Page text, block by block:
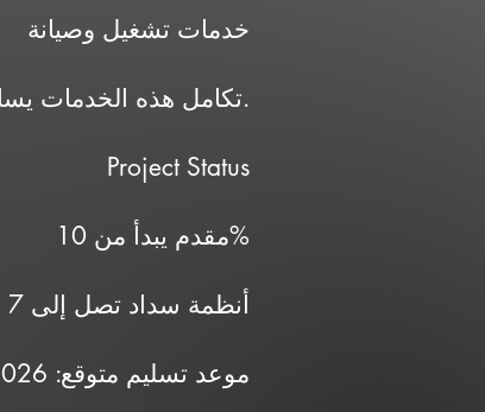
خدمات تشغيل وصيانة
تكامل هذه الخدمات يساعد على توفير بيئة مناسبة للشركات والأنشطة التجارية داخل المشروع.
Project Status
مقدم يبدأ من 10%
أنظمة سداد تصل إلى 7 سنوات
موعد تسليم متوقع: 2026